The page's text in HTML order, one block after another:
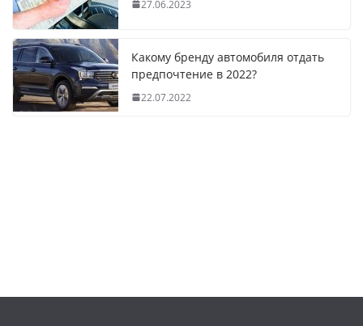
27.06.2023
Какому бренду автомобиля отдать
предпочтение в 2022?
22.07.2022